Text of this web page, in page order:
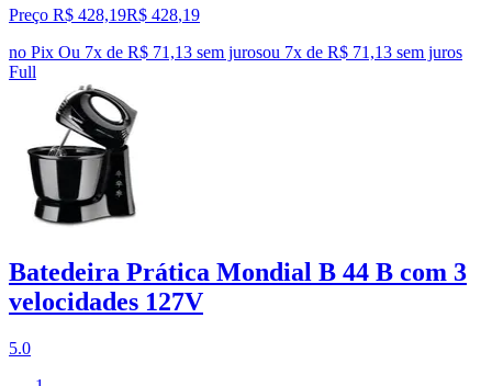
Preço R$ 428,19R$ 428,19
no Pix Ou 7x de R$ 71,13 sem jurosou 7x de R$ 71,13 sem juros
Full
Batedeira Prática Mondial B 44 B com 3
velocidades 127V
5.0